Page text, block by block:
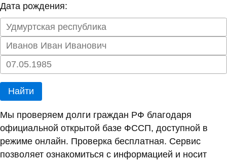
Дата рождения:
Найти
Мы проверяем долги граждан РФ благодаря
официальной открытой базе ФССП, доступной в
режиме онлайн. Проверка бесплатная. Сервис
позволяет ознакомиться с информацией и носит